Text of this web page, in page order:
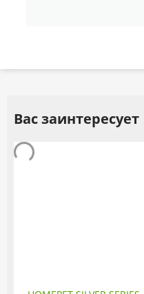
Вас заинтересует